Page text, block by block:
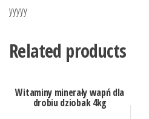
yyyyy
Related products
Witaminy minerały wapń dla
drobiu dziobak 4kg